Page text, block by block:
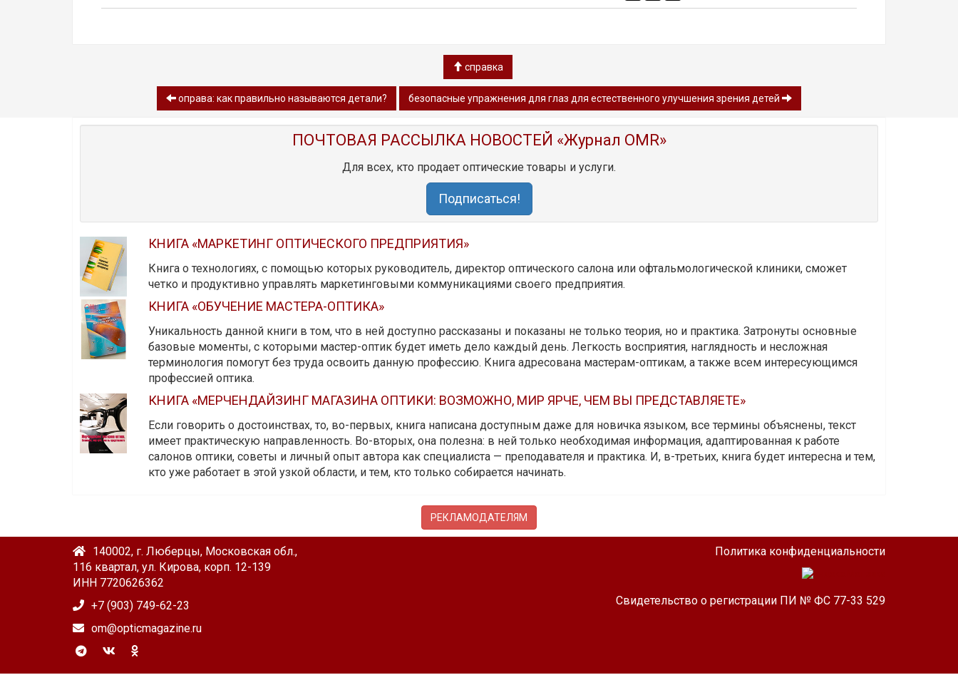
справка
оправа: как правильно называются детали? безопасные упражнения для глаз для естественного улучшения зрения детей
ПОЧТОВАЯ РАССЫЛКА НОВОСТЕЙ «Журнал OMR»
Для всех, кто продает оптические товары и услуги.
Подписаться!
КНИГА «МАРКЕТИНГ ОПТИЧЕСКОГО ПРЕДПРИЯТИЯ»
Книга о технологиях, с помощью которых руководитель, директор оптического салона или офтальмологической клиники, сможет
четко и продуктивно управлять маркетинговыми коммуникациями своего предприятия.
КНИГА «ОБУЧЕНИЕ МАСТЕРА-ОПТИКА»
Уникальность данной книги в том, что в ней доступно рассказаны и показаны не только теория, но и практика. Затронуты основные
базовые моменты, с которыми мастер-оптик будет иметь дело каждый день. Легкость восприятия, наглядность и несложная
терминология помогут без труда освоить данную профессию. Книга адресована мастерам-оптикам, а также всем интересующимся
профессией оптика.
КНИГА «МЕРЧЕНДАЙЗИНГ МАГАЗИНА ОПТИКИ: ВОЗМОЖНО, МИР ЯРЧЕ, ЧЕМ ВЫ ПРЕДСТАВЛЯЕТЕ»
Если говорить о достоинствах, то, во-первых, книга написана доступным даже для новичка языком, все термины объяснены, текст
имеет практическую направленность. Во-вторых, она полезна: в ней только необходимая информация, адаптированная к работе
салонов оптики, советы и личный опыт автора как специалиста — преподавателя и практика. И, в-третьих, книга будет интересна и тем,
кто уже работает в этой узкой области, и тем, кто только собирается начинать.
РЕКЛАМОДАТЕЛЯМ
140002, г. Люберцы, Московская обл.,
116 квартал, ул. Кирова, корп. 12-139
ИНН 7720626362
+7 (903) 749-62-23
om@opticmagazine.ru
Политика конфиденциальности
Свидетельство о регистрации ПИ № ФС 77-33 529